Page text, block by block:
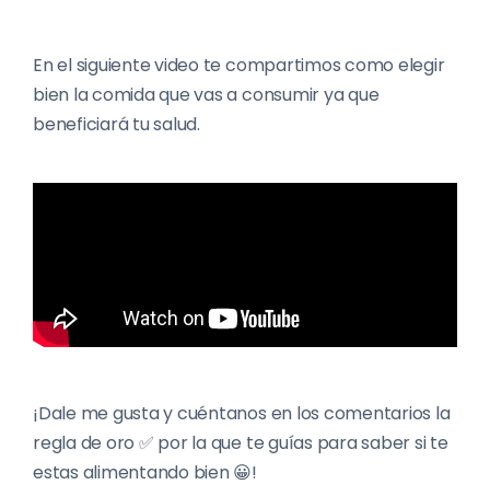
En el siguiente video te compartimos como elegir
bien la comida que vas a consumir ya que
beneficiará tu salud.
¡Dale me gusta y cuéntanos en los comentarios la
regla de oro ✅ por la que te guías para saber si te
estas alimentando bien 😀!